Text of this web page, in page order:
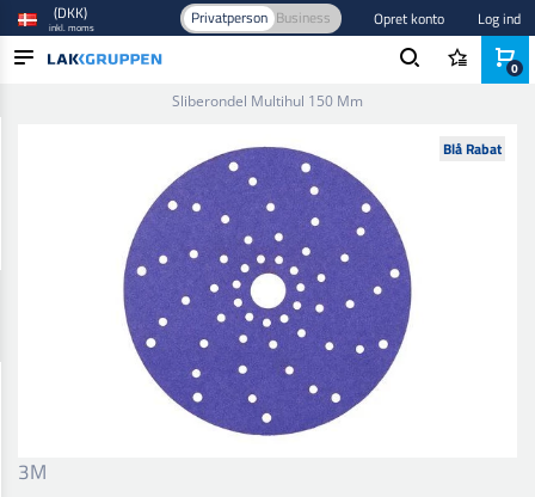
(DKK)
inkl. moms Privatperson Business Opret konto Log ind
Sliberondel Multihul 150 Mm
Blå Rabat
3M
0